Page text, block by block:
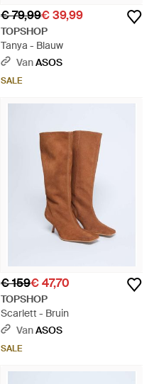
€ 79,99€ 39,99
TOPSHOP
Tanya - Blauw
VanASOS
SALE
€ 159€ 47,70
TOPSHOP
Scarlett - Bruin
VanASOS
SALE